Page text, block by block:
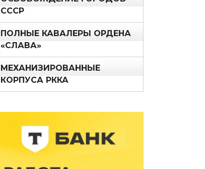
СССР
ПОЛНЫЕ КАВАЛЕРЫ ОРДЕНА
«СЛАВА»
МЕХАНИЗИРОВАННЫЕ
КОРПУСА РККА